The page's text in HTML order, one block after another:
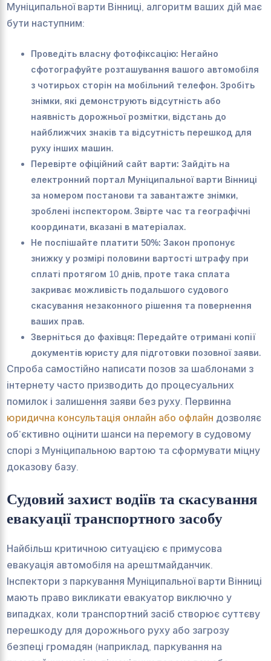
Муніципальної варти Вінниці, алгоритм ваших дій має
бути наступним:
Проведіть власну фотофіксацію: Негайно
сфотографуйте розташування вашого автомобіля
з чотирьох сторін на мобільний телефон. Зробіть
знімки, які демонструють відсутність або
наявність дорожньої розмітки, відстань до
найближчих знаків та відсутність перешкод для
руху інших машин.
Перевірте офіційний сайт варти: Зайдіть на
електронний портал Муніципальної варти Вінниці
за номером постанови та завантажте знімки,
зроблені інспектором. Звірте час та географічні
координати, вказані в матеріалах.
Не поспішайте платити 50%: Закон пропонує
знижку у розмірі половини вартості штрафу при
сплаті протягом 10 днів, проте така сплата
закриває можливість подальшого судового
скасування незаконного рішення та повернення
ваших прав.
Зверніться до фахівця: Передайте отримані копії
документів юристу для підготовки позовної заяви.
Спроба самостійно написати позов за шаблонами з
інтернету часто призводить до процесуальних
помилок і залишення заяви без руху. Первинна
юридична консультація онлайн або офлайн дозволяє
об’єктивно оцінити шанси на перемогу в судовому
спорі з Муніципальною вартою та сформувати міцну
доказову базу.
Судовий захист водіїв та скасування
евакуації транспортного засобу
Найбільш критичною ситуацією є примусова
евакуація автомобіля на арештмайданчик.
Інспектори з паркування Муніципальної варти Вінниці
мають право викликати евакуатор виключно у
випадках, коли транспортний засіб створює суттєву
перешкоду для дорожнього руху або загрозу
безпеці громадян (наприклад, паркування на